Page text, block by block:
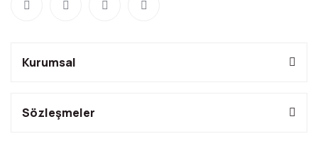
Kurumsal
Sözleşmeler